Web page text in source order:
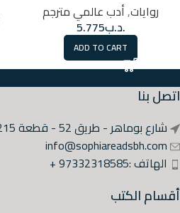
روايات,أدب عالمي مترجم
.د.ب5.775
ADD TO CART
اتصل بنا
شارع بوماهر - طريق 52 - قطعة 215 - مكتب 44 المحرق
info@sophiareadsbh.com
الهاتف :97332318585 +
أقسام الكتب